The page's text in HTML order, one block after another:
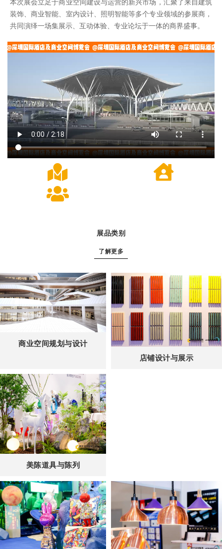
本次展会立足于商业空间建设与运营的新兴市场，汇聚了来自建筑
装饰、商业智能、室内设计、照明智能等多个专业领域的参展商，
共同演绎一场集展示、互动体验、专业论坛于一体的商界盛事。
展品类别
了解更多
商业空间规划与设计
店铺设计与展示
美陈道具与陈列